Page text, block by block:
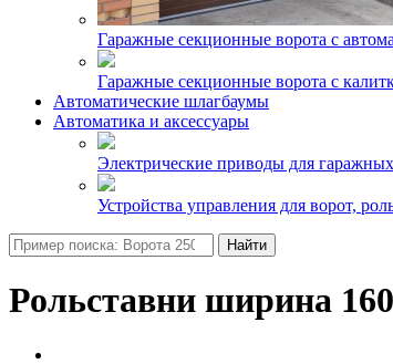
Гаражные секционные ворота с
Гаражные секционные ворота с
Автоматические шлагбаумы
Автоматика и аксессуары
Электрические приводы для
Устройства управления для ворот,
Найти
Рольставни ширина